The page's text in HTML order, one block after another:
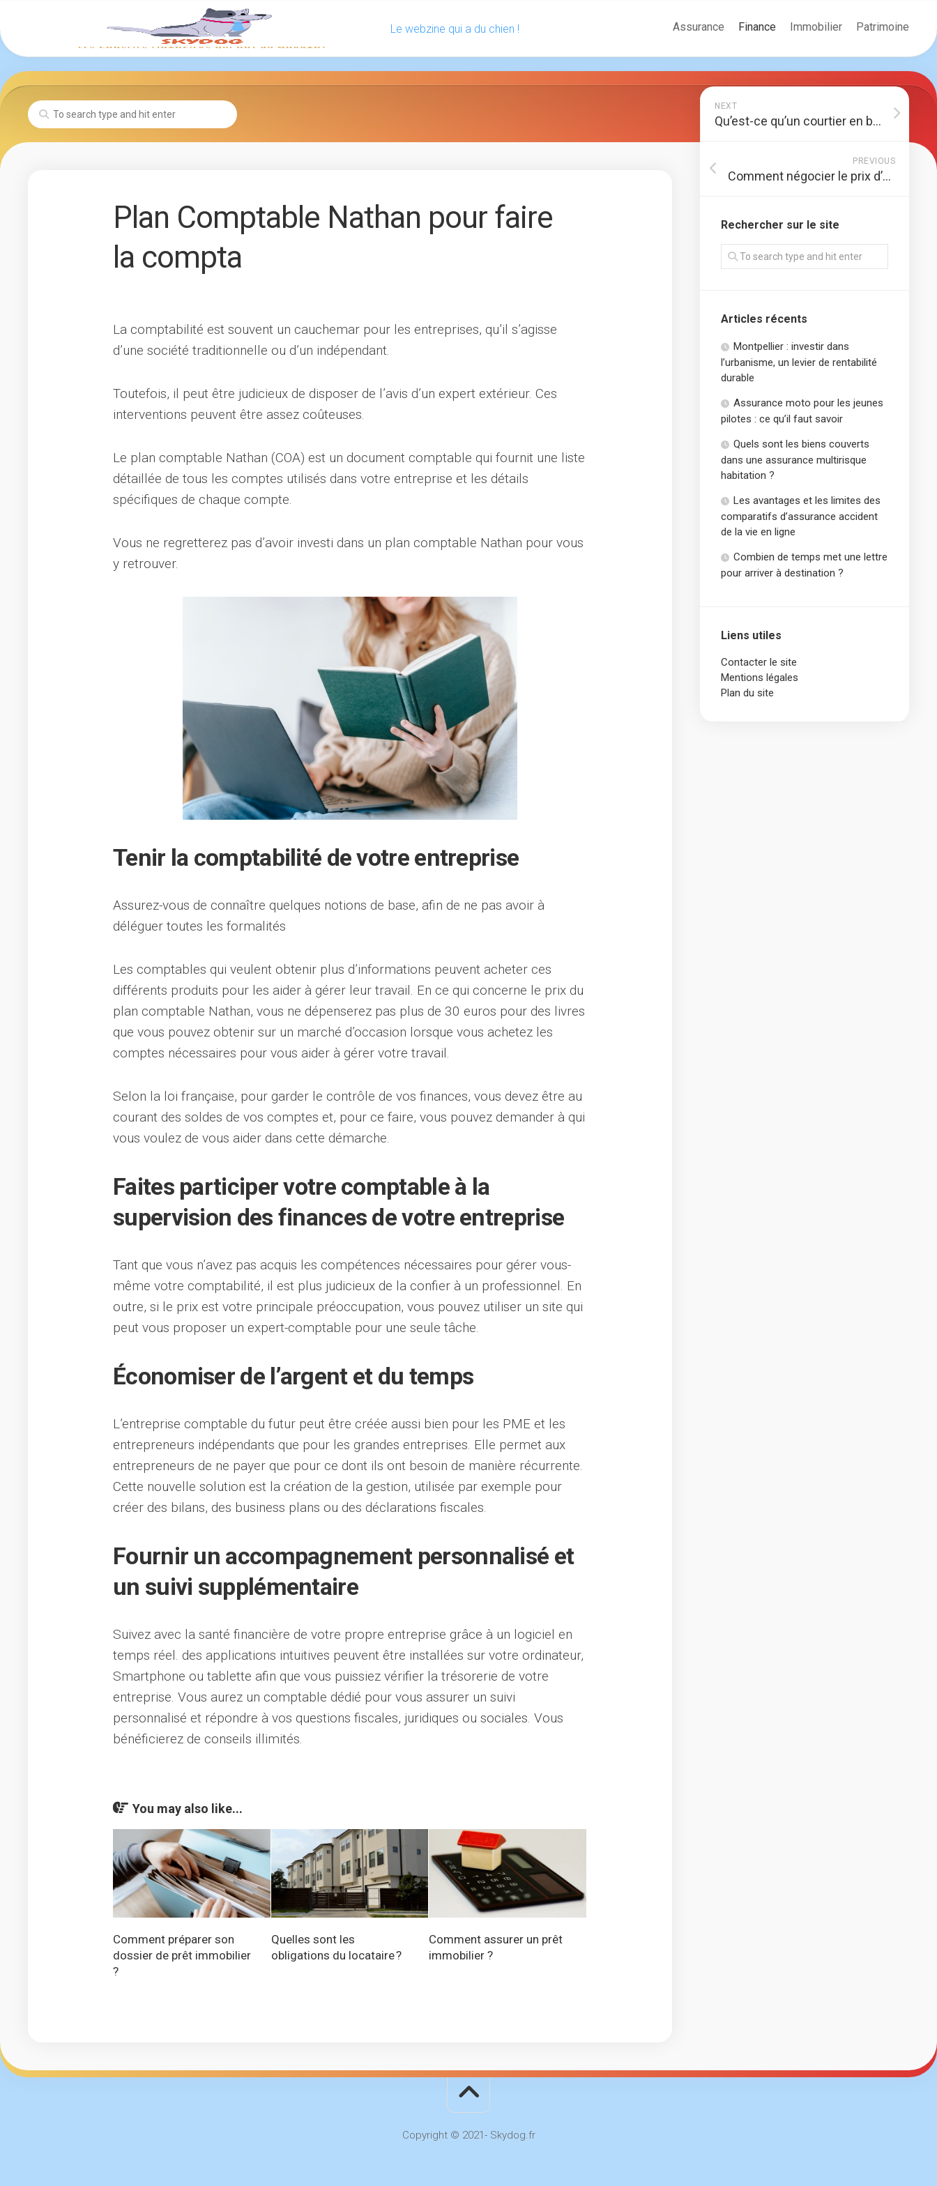
content
Le webzine qui a du chien ! Assurance Finance Immobilier Patrimoine
Plan Comptable Nathan pour faire
la compta
La comptabilité est souvent un cauchemar pour les entreprises, qu’il s’agisse
d’une société traditionnelle ou d’un indépendant.
Toutefois, il peut être judicieux de disposer de l’avis d’un expert extérieur. Ces
interventions peuvent être assez coûteuses.
Le plan comptable Nathan (COA) est un document comptable qui fournit une liste
détaillée de tous les comptes utilisés dans votre entreprise et les détails
spécifiques de chaque compte.
Vous ne regretterez pas d’avoir investi dans un plan comptable Nathan pour vous
y retrouver.
Tenir la comptabilité de votre entreprise
Assurez-vous de connaître quelques notions de base, afin de ne pas avoir à
déléguer toutes les formalités
Les comptables qui veulent obtenir plus d’informations peuvent acheter ces
différents produits pour les aider à gérer leur travail. En ce qui concerne le prix du
plan comptable Nathan, vous ne dépenserez pas plus de 30 euros pour des livres
que vous pouvez obtenir sur un marché d’occasion lorsque vous achetez les
comptes nécessaires pour vous aider à gérer votre travail.
Selon la loi française, pour garder le contrôle de vos finances, vous devez être au
courant des soldes de vos comptes et, pour ce faire, vous pouvez demander à qui
vous voulez de vous aider dans cette démarche.
Faites participer votre comptable à la
supervision des finances de votre entreprise
Tant que vous n’avez pas acquis les compétences nécessaires pour gérer vous-
même votre comptabilité, il est plus judicieux de la confier à un professionnel. En
outre, si le prix est votre principale préoccupation, vous pouvez utiliser un site qui
peut vous proposer un expert-comptable pour une seule tâche.
Économiser de l’argent et du temps
L’entreprise comptable du futur peut être créée aussi bien pour les PME et les
entrepreneurs indépendants que pour les grandes entreprises. Elle permet aux
entrepreneurs de ne payer que pour ce dont ils ont besoin de manière récurrente.
Cette nouvelle solution est la création de la gestion, utilisée par exemple pour
créer des bilans, des business plans ou des déclarations fiscales.
Fournir un accompagnement personnalisé et
un suivi supplémentaire
Suivez avec la santé financière de votre propre entreprise grâce à un logiciel en
temps réel. des applications intuitives peuvent être installées sur votre ordinateur,
Smartphone ou tablette afin que vous puissiez vérifier la trésorerie de votre
entreprise. Vous aurez un comptable dédié pour vous assurer un suivi
personnalisé et répondre à vos questions fiscales, juridiques ou sociales. Vous
bénéficierez de conseils illimités.
You may also like...
Comment préparer son
dossier de prêt immobilier
?
Quelles sont les
obligations du locataire ?
Comment assurer un prêt
immobilier ?
NEXT
Qu’est-ce qu’un courtier en bourse ? Un guide définitif de la profession
PREVIOUS
Comment négocier le prix d’un bien immobilier à Toulouse ?
Rechercher sur le site
Articles récents
Montpellier : investir dans
l’urbanisme, un levier de rentabilité
durable
Assurance moto pour les jeunes
pilotes : ce qu’il faut savoir
Quels sont les biens couverts
dans une assurance multirisque
habitation ?
Les avantages et les limites des
comparatifs d’assurance accident
de la vie en ligne
Combien de temps met une lettre
pour arriver à destination ?
Liens utiles
Contacter le site
Mentions légales
Plan du site
Copyright © 2021- Skydog.fr